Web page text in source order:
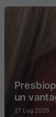
un
27 Lug 2026